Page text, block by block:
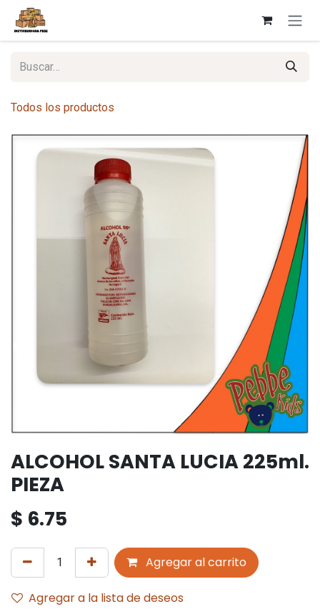
Ir al contenido
Todos los productos
ALCOHOL SANTA LUCIA 225ml.
PIEZA
$ 6.75
Agregar al carrito
Agregar a la lista de deseos